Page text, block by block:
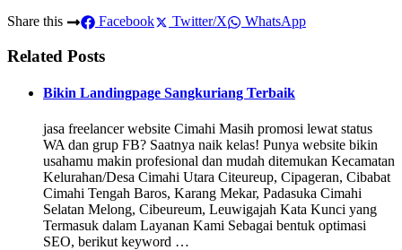
Share this
Facebook Twitter/X WhatsApp
Related Posts
Bikin Landingpage Sangkuriang Terbaik
jasa freelancer website Cimahi Masih promosi lewat status
WA dan grup FB? Saatnya naik kelas! Punya website bikin
usahamu makin profesional dan mudah ditemukan Kecamatan
Kelurahan/Desa Cimahi Utara Citeureup, Cipageran, Cibabat
Cimahi Tengah Baros, Karang Mekar, Padasuka Cimahi
Selatan Melong, Cibeureum, Leuwigajah Kata Kunci yang
Termasuk dalam Layanan Kami Sebagai bentuk optimasi
SEO, berikut keyword …